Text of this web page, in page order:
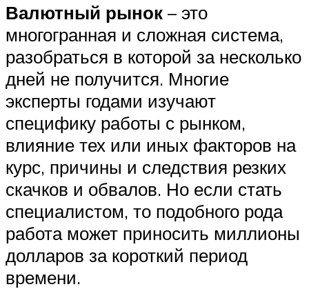
Валютный рынок – это
многогранная и сложная система,
разобраться в которой за несколько
дней не получится. Многие
эксперты годами изучают
специфику работы с рынком,
влияние тех или иных факторов на
курс, причины и следствия резких
скачков и обвалов. Но если стать
специалистом, то подобного рода
работа может приносить миллионы
долларов за короткий период
времени.